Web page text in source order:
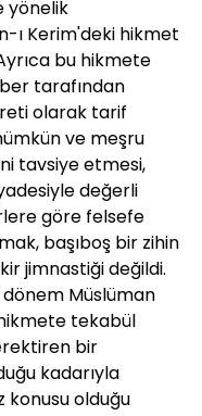
yönelik
ı Kerim'deki hikmet
bu hikmete
tarafından
olarak tarif
ve meşru
tavsiye etmesi,
değerli
göre felsefe
başıboş bir zihin
jimnastiği değildi.
Müslüman
tekabül
bir
kadarıyla
konusu olduğu